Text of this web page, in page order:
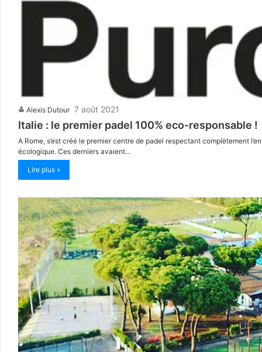
Alexis Dutour 7 août 2021
Italie : le premier padel 100% eco-responsable !
A Rome, s’est créé le premier centre de padel respectant complètement
écologique. Ces derniers avaient…
Lire plus »